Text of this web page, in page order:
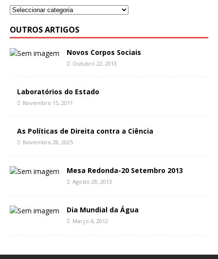
OUTROS ARTIGOS
Novos Corpos Sociais
Outubro 22, 2013
Laboratórios do Estado
Novembro 15, 2011
As Políticas de Direita contra a Ciência
Novembro 28, 2025
Mesa Redonda-20 Setembro 2013
Agosto 28, 2013
Dia Mundial da Água
Março 6, 2012